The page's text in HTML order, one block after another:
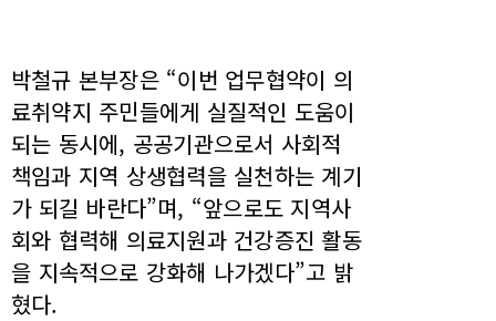
박철규 본부장은 “이번 업무협약이 의
료취약지 주민들에게 실질적인 도움이
되는 동시에, 공공기관으로서 사회적
책임과 지역 상생협력을 실천하는 계기
가 되길 바란다”며, “앞으로도 지역사
회와 협력해 의료지원과 건강증진 활동
을 지속적으로 강화해 나가겠다”고 밝
혔다.